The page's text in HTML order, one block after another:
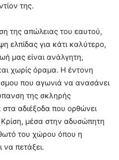
της.
της απώλειας του εαυτού,
ελπίδας για κάτι καλύτερο,
μας είναι ανάλγητη,
χωρίς όραμα. Η έντονη
που αγωνιά να ανασάνει
της σκληρής
αδιέξοδα που ορθώνει
μέσα στην αδυσώπητη
του χώρου όπου η
να πετάξει.